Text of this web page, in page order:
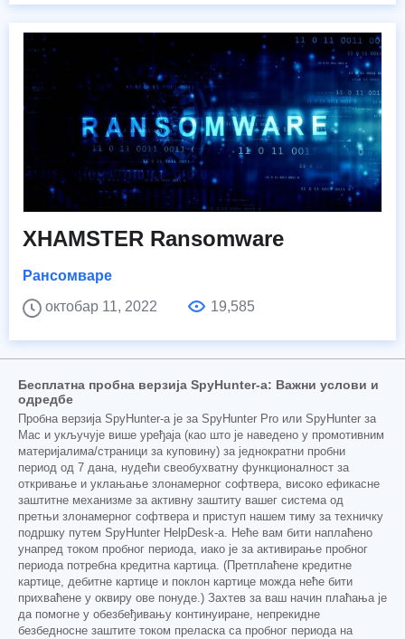
XHAMSTER Ransomware
Рансомваре
октобар 11, 2022
19,585
Бесплатна пробна верзија SpyHunter-а: Важни услови и
одредбе
Пробна верзија SpyHunter-а је за SpyHunter Pro или SpyHunter за
Mac и укључује више уређаја (као што је наведено у промотивним
материјалима/страници за куповину) за једнократни пробни
период од 7 дана, нудећи свеобухватну функционалност за
откривање и уклањање злонамерног софтвера, високо ефикасне
заштитне механизме за активну заштиту вашег система од
претњи злонамерног софтвера и приступ нашем тиму за техничку
подршку путем SpyHunter HelpDesk-а. Неће вам бити наплаћено
унапред током пробног периода, иако је за активирање пробног
периода потребна кредитна картица. (Претплаћене кредитне
картице, дебитне картице и поклон картице можда неће бити
прихваћене у оквиру ове понуде.) Захтев за ваш начин плаћања је
да помогне у обезбеђивању континуиране, непрекидне
безбедносне заштите током преласка са пробног периода на